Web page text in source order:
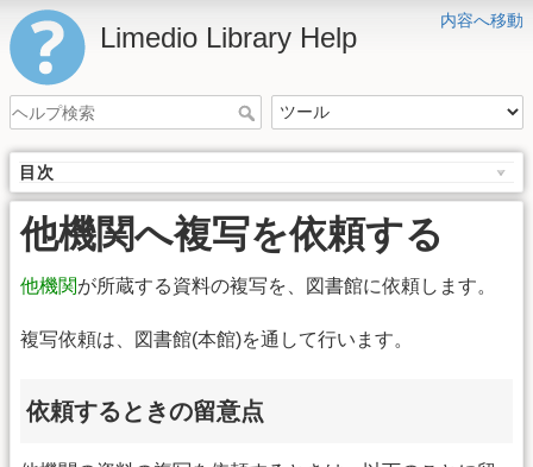
内容へ移動
Limedio Library Help
目次
他機関へ複写を依頼する
他機関が所蔵する資料の複写を、図書館に依頼します。
複写依頼は、図書館(本館)を通して行います。
依頼するときの留意点